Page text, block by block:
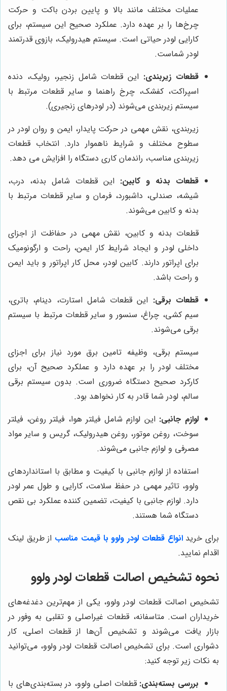
عملیات مختلف مانند بالا و پایین بردن باکت و حرکت
چرخ‌ها را بر عهده دارد. عملکرد صحیح این سیستم، برای
کارایی لودر حیاتی است. سیستم هیدرولیک، بازوی قدرتمند
لودر شماست.
قطعات زیربندی: این قطعات شامل زنجیر، رولیک، دنده
اسپراکت، کفشک، چرخ راهنما و سایر قطعات مرتبط با
سیستم زیربندی می‌شوند (در لودرهای زنجیری).
زیربندی، نقش مهمی در حرکت پایدار، ایمن و روان لودر در
سطوح مختلف و شرایط ناهموار دارد. انتخاب قطعات
زیربندی مناسب، راندمان کاری دستگاه را افزایش می دهد.
قطعات بدنه و کابین: این قطعات شامل بدنه، درب،
شیشه، صندلی، داشبورد، فرمان و سایر قطعات مرتبط با
بدنه و کابین می‌شوند.
قطعات بدنه و کابین، نقش مهمی در حفاظت از اجزای
داخلی لودر و ایجاد شرایط کار ایمن، راحت و ارگونومیک
برای اپراتور دارند. کابین لودر، محل کار اپراتور و باید ایمن
و راحت باشد.
قطعات برقی: این قطعات شامل استارت، دینام، باتری،
سیم کشی، چراغ، سنسور و سایر قطعات مرتبط با سیستم
برقی می‌شوند.
سیستم برقی، وظیفه تامین برق مورد نیاز برای اجزای
مختلف لودر را بر عهده دارد و عملکرد صحیح آن، برای
کارکرد صحیح دستگاه ضروری است. بدون سیستم برقی
سالم، لودر شما قادر به کار نخواهد بود.
لوازم جانبی: این لوازم شامل فیلتر هوا، فیلتر روغن، فیلتر
سوخت، روغن موتور، روغن هیدرولیک، گریس و سایر مواد
مصرفی و لوازم جانبی می‌شوند.
استفاده از لوازم جانبی با کیفیت و مطابق با استانداردهای
ولوو، تاثیر مهمی در حفظ سلامت، کارایی و طول عمر لودر
دارد. لوازم جانبی با کیفیت، تضمین کننده عملکرد بی نقص
دستگاه شما هستند.
برای خریدانواع قطعات لودر ولوو با قیمت مناسب از طریق لینک
اقدام نمایید.
نحوه تشخیص اصالت قطعات لودر ولوو
تشخیص اصالت قطعات لودر ولوو، یکی از مهم‌ترین دغدغه‌های
خریداران است. متاسفانه، قطعات غیراصلی و تقلبی به وفور در
بازار یافت می‌شوند و تشخیص آن‌ها از قطعات اصلی، کار
دشواری است. برای تشخیص اصالت قطعات لودر ولوو، می‌توانید
به نکات زیر توجه کنید:
بررسی بسته‌بندی: قطعات اصلی ولوو، در بسته‌بندی‌های با